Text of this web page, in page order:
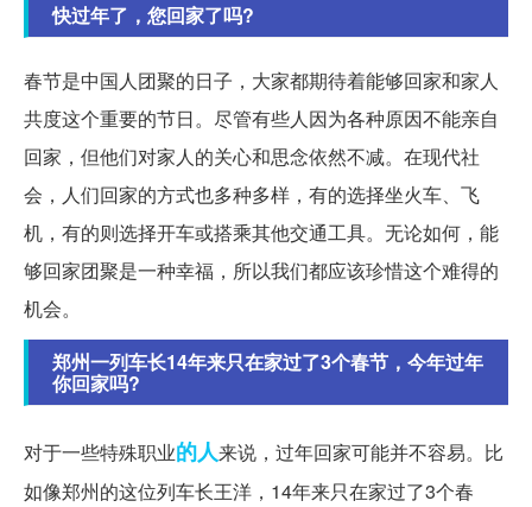
快过年了，您回家了吗?
春节是中国人团聚的日子，大家都期待着能够回家和家人
共度这个重要的节日。尽管有些人因为各种原因不能亲自
回家，但他们对家人的关心和思念依然不减。在现代社
会，人们回家的方式也多种多样，有的选择坐火车、飞
机，有的则选择开车或搭乘其他交通工具。无论如何，能
够回家团聚是一种幸福，所以我们都应该珍惜这个难得的
机会。
郑州一列车长14年来只在家过了3个春节，今年过年
你回家吗?
对于一些特殊职业的人来说，过年回家可能并不容易。比
如像郑州的这位列车长王洋，14年来只在家过了3个春